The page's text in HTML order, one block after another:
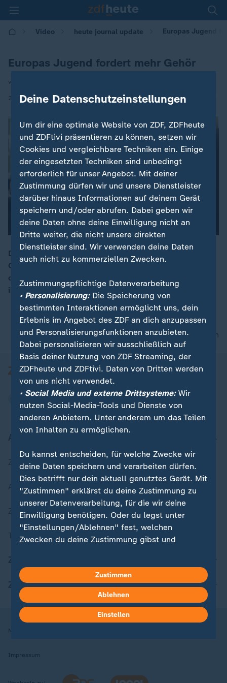
Video heute journal update Europas Jugend
Europas Jugend fordert mehr Gehör
von J.A. Fischer, L. Müller, K. Münster
25.11.2020 | 00:45
Die Arte-Dokumentation "Und jetzt WIR - eine
Generation schlägt Alarm“ zeigt, wie junge Menschen
demonstrieren und mehr Gehör fordern, für das was
ihnen wichtig ist. Oft sehr kontrovers.
nach oben
Zuletzt veröffentlicht
Aktuelle Sendungs-Videos
ZDFheute Stories
Themen im Überblick
ZDFheute Apps
Nutzungsbedingungen
Impressum
Deine Datenschutzeinstellungen
Um dir eine optimale Website von ZDF, ZDFheute
und ZDFtivi präsentieren zu können, setzen wir
Cookies und vergleichbare Techniken ein. Einige
der eingesetzten Techniken sind unbedingt
erforderlich für unser Angebot. Mit deiner
Zustimmung dürfen wir und unsere Dienstleister
darüber hinaus Informationen auf deinem Gerät
speichern und/oder abrufen. Dabei geben wir
deine Daten ohne deine Einwilligung nicht an
Dritte weiter, die nicht unsere direkten
Dienstleister sind. Wir verwenden deine Daten
auch nicht zu kommerziellen Zwecken.
Zustimmungspflichtige Datenverarbeitung
• Personalisierung:Die Speicherung von
bestimmten Interaktionen ermöglicht uns, dein
Erlebnis im Angebot des ZDF an dich anzupassen
und Personalisierungsfunktionen anzubieten.
Dabei personalisieren wir ausschließlich auf
Basis deiner Nutzung von ZDF Streaming, der
ZDFheute und ZDFtivi. Daten von Dritten werden
von uns nicht verwendet.
• Social Media und externe Drittsysteme:Wir
nutzen Social-Media-Tools und Dienste von
anderen Anbietern. Unter anderem um das Teilen
von Inhalten zu ermöglichen.
Du kannst entscheiden, für welche Zwecke wir
deine Daten speichern und verarbeiten dürfen.
Dies betrifft nur dein aktuell genutztes Gerät. Mit
"Zustimmen" erklärst du deine Zustimmung zu
unserer Datenverarbeitung, für die wir deine
Einwilligung benötigen. Oder du legst unter
"Einstellungen/Ablehnen" fest, welchen
Zwecken du deine Zustimmung gibst und
in deinen Einstellungen widerrufen oder ändern.
Hier findest du das Impressum.
Weitere Informationen findest du in unserer
Datenschutzerklärung.
Zustimmen
Ablehnen
Einstellen